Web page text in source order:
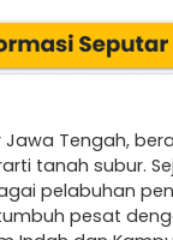
Jawa Tengah,
tanah subur.
pelabuhan
pesat